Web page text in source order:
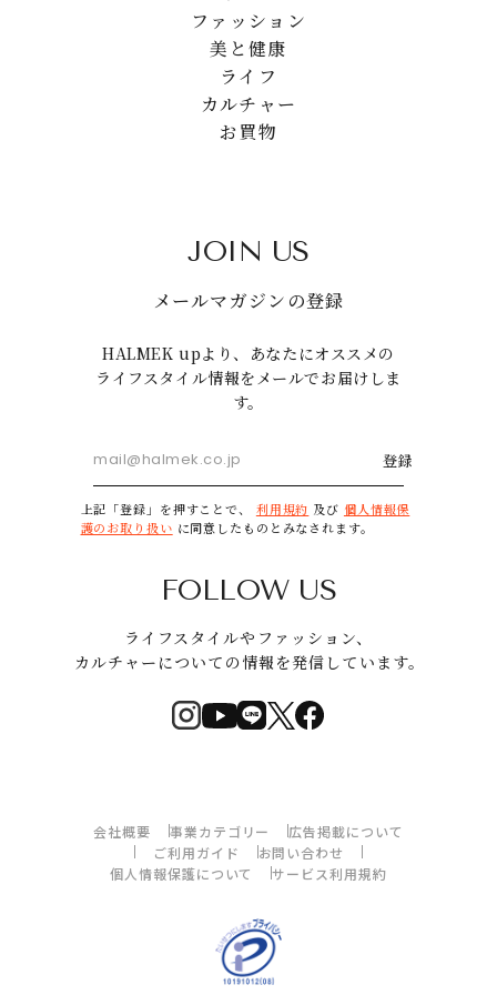
ファッション
美と健康
ライフ
カルチャー
お買物
JOIN US
メールマガジンの登録
HALMEK upより、あなたにオススメの
ライフスタイル情報をメールでお届けしま
す。
登録
上記「登録」を押すことで、 利用規約 及び 個人情報保
護のお取り扱い に同意したものとみなされます。
FOLLOW US
ライフスタイルやファッション、
カルチャーについての情報を発信しています。
会社概要 事業カテゴリー
広告掲載について
ご利用ガイド
お問い合わせ
個人情報保護について
サービス利用規約